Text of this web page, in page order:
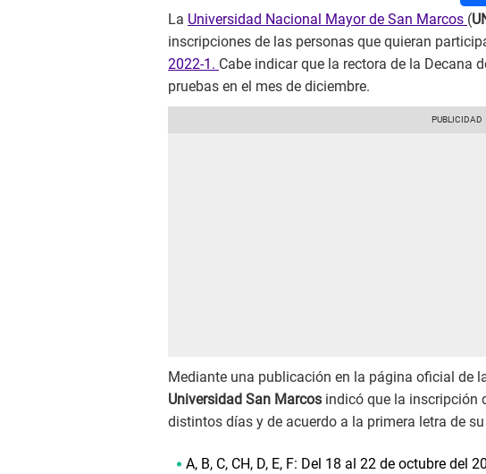
La Universidad Nacional Mayor de San Marcos (
inscripciones de las personas que quieran
2022-1. Cabe indicar que la rectora de la Decana
pruebas en el mes de diciembre.
Mediante una publicación en la página oficial de
Universidad San Marcos indicó que la inscripción
distintos días y de acuerdo a la primera letra de
A, B, C, CH, D, E, F: Del 18 al 22 de octubre del